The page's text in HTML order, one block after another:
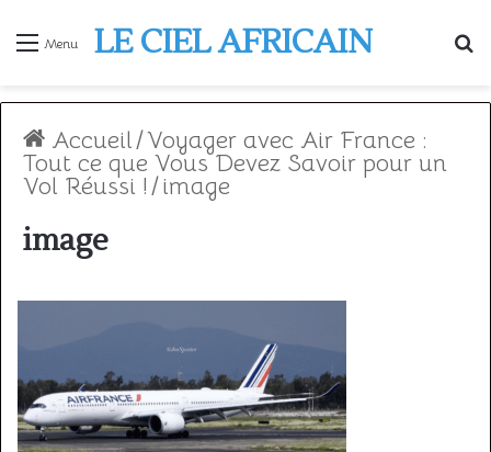
Menu LE CIEL AFRICAIN
Accueil/Voyager avec Air France :
Tout ce que Vous Devez Savoir pour un
Vol Réussi !/image
image